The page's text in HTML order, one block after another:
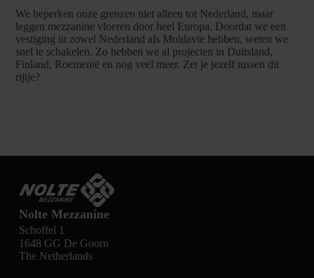
We beperken onze grenzen niet alleen tot Nederland, maar
leggen mezzanine vloeren door heel Europa. Doordat we een
vestiging in zowel Nederland als Moldavië hebben, weten we
snel te schakelen. Zo hebben we al projecten in Duitsland,
Finland, Roemenië en nog veel meer. Zet je jezelf tussen dit
rijtje?
Nolte Mezzanine
Schoffel 1
1648 GG De Goorn
The Netherlands